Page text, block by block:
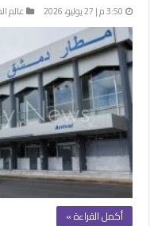
3:50 م | 27 يوليو، 2026 عالم
أكمل القراءة »